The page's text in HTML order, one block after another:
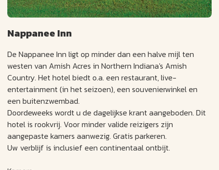
Nappanee Inn
De Nappanee Inn ligt op minder dan een halve mijl ten
westen van Amish Acres in Northern Indiana's Amish
Country. Het hotel biedt o.a. een restaurant, live-
entertainment (in het seizoen), een souvenierwinkel en
een buitenzwembad.
Doordeweeks wordt u de dagelijkse krant aangeboden. Dit
hotel is rookvrij. Voor minder valide reizigers zijn
aangepaste kamers aanwezig. Gratis parkeren.
Uw verblijf is inclusief een continentaal ontbijt.